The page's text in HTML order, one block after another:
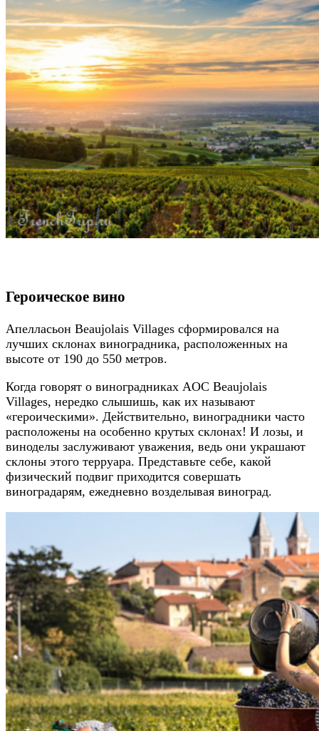
Героическое вино
Апелласьон Beaujolais Villages сформировался на
лучших склонах виноградника, расположенных на
высоте от 190 до 550 метров.
Когда говорят о виноградниках AOC Beaujolais
Villages, нередко слышишь, как их называют
«героическими». Действительно, виноградники часто
расположены на особенно крутых склонах! И лозы, и
виноделы заслуживают уважения, ведь они украшают
склоны этого терруара. Представьте себе, какой
физический подвиг приходится совершать
виноградарям, ежедневно возделывая виноград.